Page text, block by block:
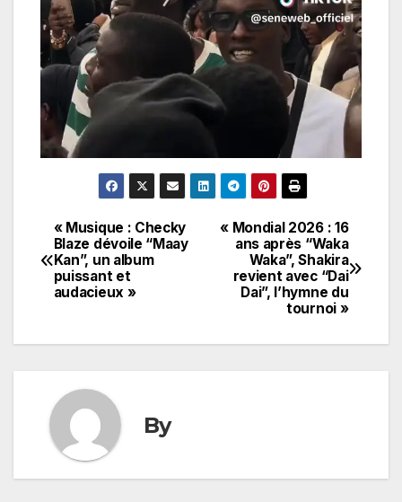
Navigation
de
« Mondial 2026 : 16
ans après “Waka
Waka”, Shakira
revient avec “Dai
Dai”, l’hymne du
tournoi »
« Musique : Checky
Blaze dévoile “Maay
Kan”, un album
puissant et
audacieux »
By